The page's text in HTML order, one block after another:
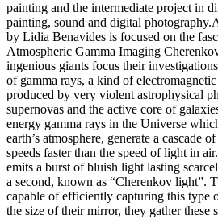
painting and the intermediate project in
painting, sound and digital
by Lidia Benavides is focused on the
Atmospheric Gamma Imaging
ingenious giants focus their
of gamma rays, a kind of
produced by very violent astrophysical
supernovas and the active core of
energy gamma rays in the Universe
earth’s atmosphere, generate a cascade
speeds faster than the speed of light in
emits a burst of bluish light lasting
a second, known as “Cherenkov light”.
capable of efficiently capturing this type
the size of their mirror, they gather these